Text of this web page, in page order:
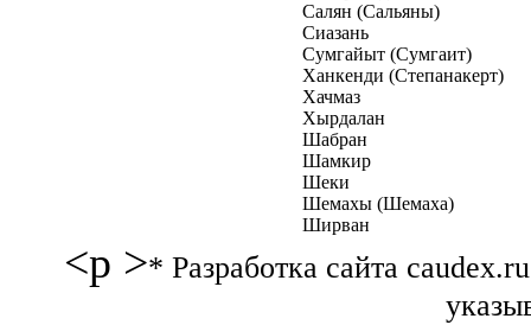
Салян (Сальяны)
Сиазань
Сумгайыт (Сумгаит)
Ханкенди (Степанакерт)
Хачмаз
Хырдалан
Шабран
Шамкир
Шеки
Шемахы (Шемаха)
Ширван
<p >* Разработка сайта